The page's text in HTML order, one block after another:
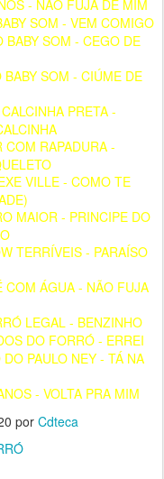
- NÃO FUJA DE MIM
SOM - VEM COMIGO
BABY SOM - CEGO DE
SOM - CIÚME DE
PRETA -
COM RAPADURA -
VILLE - COMO TE
MAIOR - PRINCIPE DO
TERRÍVEIS - PARAÍSO
COM ÁGUA - NÃO FUJA
LEGAL - BENZINHO
DO FORRÓ - ERREI
PAULO NEY - TÁ NA
- VOLTA PRA MIM
por Cdteca